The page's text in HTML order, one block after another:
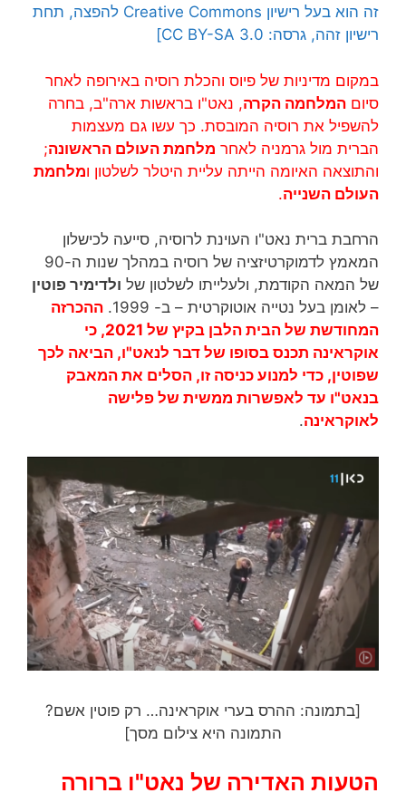
זה הוא בעל רישיון Creative Commons להפצה, תחת
רישיון זהה, גרסה: CC BY-SA 3.0]
במקום מדיניות של פיוס והכלת רוסיה באירופה לאחר
סיום המלחמה הקרה, נאט"ו בראשות ארה"ב, בחרה
להשפיל את רוסיה המובסת. כך עשו גם מעצמות
הברית מול גרמניה לאחר מלחמת העולם הראשונה;
והתוצאה האיומה הייתה עליית היטלר לשלטון ומלחמת
העולם השנייה.
הרחבת ברית נאט"ו העוינת לרוסיה, סייעה לכישלון
המאמץ לדמוקרטיזציה של רוסיה במהלך שנות ה-90
של המאה הקודמת, ולעלייתו לשלטון של ולדימיר פוטין
– לאומן בעל נטייה אוטוקרטית – ב- 1999.
ההכרזה
המחודשת של הבית הלבן בקיץ של 2021, כי
אוקראינה תכנס בסופו של דבר לנאט"ו, הביאה לכך
שפוטין, כדי למנוע כניסה זו, הסלים את המאבק
בנאט"ו עד לאפשרות ממשית של פלישה
לאוקראינה.
[בתמונה: ההרס בערי אוקראינה… רק פוטין אשם?
התמונה היא צילום מסך]
הטעות האדירה של נאט"ו ברורה